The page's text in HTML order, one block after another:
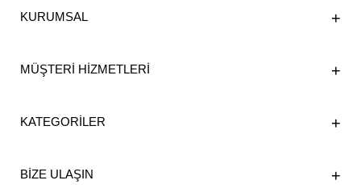
KURUMSAL
MÜŞTERİ HİZMETLERİ
KATEGORİLER
BİZE ULAŞIN